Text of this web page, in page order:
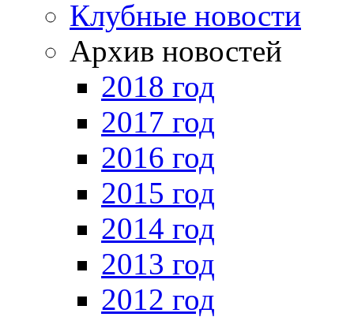
Клубные новости
Архив новостей
2018 год
2017 год
2016 год
2015 год
2014 год
2013 год
2012 год